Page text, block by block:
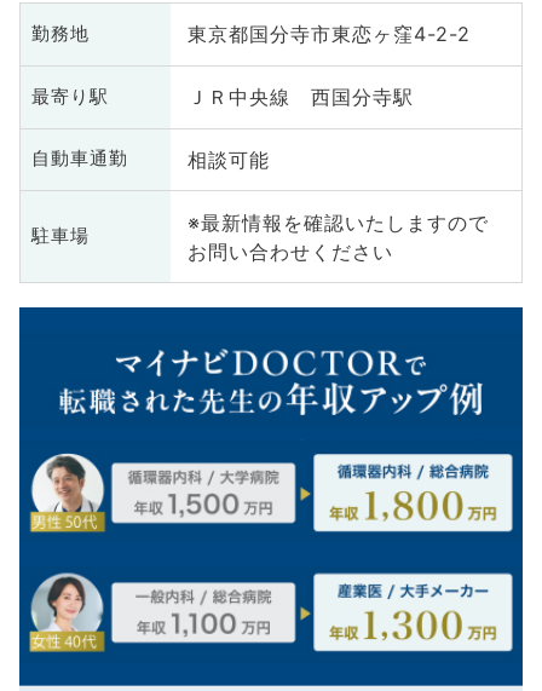
勤務地 東京都国分寺市東恋ヶ窪4-2-2
最寄り駅 ＪＲ中央線 西国分寺駅
自動車通勤 相談可能
駐車場
※最新情報を確認いたしますので
お問い合わせください